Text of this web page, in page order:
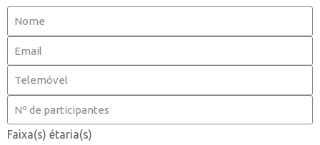
Faixa(s) étaria(s)